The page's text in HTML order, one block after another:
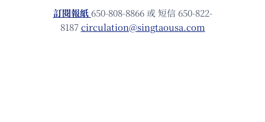
訂閱報紙 650-808-8866 或 短信 650-822-
8187circulation@singtaousa.com